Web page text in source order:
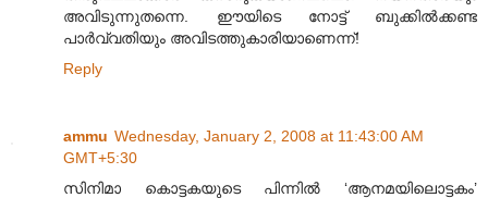
അവിടുന്നുതന്നെ. ഈയിടെ നോട്ട് ബുക്കില്‍ക്കണ്ട
പാര്‍വ്വതിയും അവിടത്തുകാരിയാണെന്ന്!
Reply
ammu Wednesday, January 2, 2008 at 11:43:00 AM
GMT+5:30
സിനിമാ കൊട്ടകയുടെ പിന്നില്‍ ‘ആനമയിലൊട്ടകം’